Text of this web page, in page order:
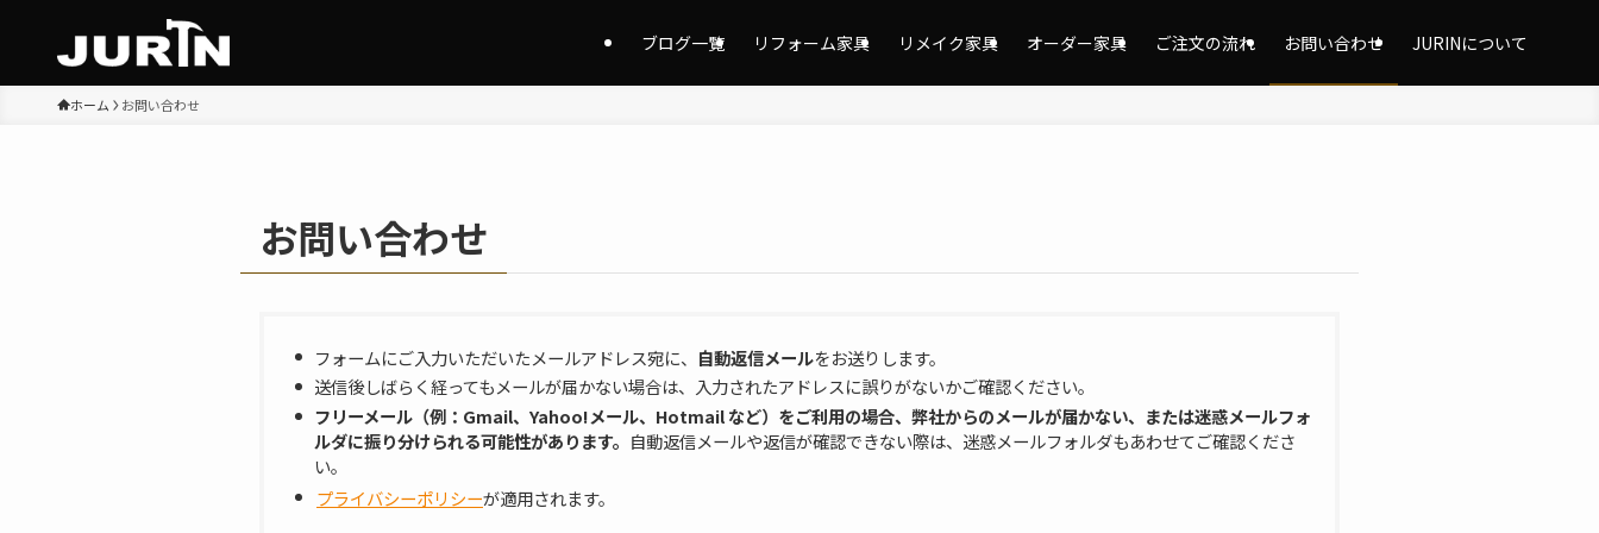
ブログ一覧 リフォーム家具 リメイク家具 オーダー家具 ご注文の流れ お問い合わせ JURINについて
ホーム お問い合わせ
お問い合わせ
フォームにご入力いただいたメールアドレス宛に、 自動返信メールをお送りします。
送信後しばらく経ってもメールが届かない場合は、入力されたアドレスに誤りがないかご確認ください。
フリーメール（例：Gmail、Yahoo!メール、Hotmail など）をご利用の場合、弊社からのメールが届かない、または迷惑メールフォ
ルダに振り分けられる可能性があります。 自動返信メールや返信が確認できない際は、迷惑メールフォルダもあわせてご確認くださ
い。
プライバシーポリシーが適用されます。